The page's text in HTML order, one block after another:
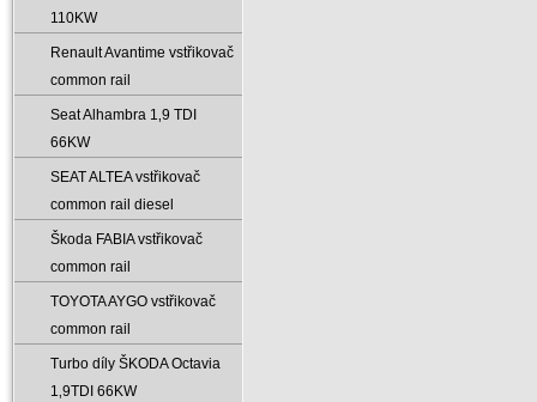
110KW
Renault Avantime vstřikovač
common rail
Seat Alhambra 1‚9 TDI
66KW
SEAT ALTEA vstřikovač
common rail diesel
Škoda FABIA vstřikovač
common rail
TOYOTA AYGO vstřikovač
common rail
Turbo díly ŠKODA Octavia
1‚9TDI 66KW